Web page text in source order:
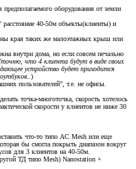
оборудования от земли
40-50м объекты(клиенты) и
края таких же малоэтажных крыш или
внутри дома, но если совсем печально
что 4 клиента будут в виде своих
устройство будет приходится
)
пользователей", т.е. не офисы.
точка-многоточка, скорость хотелось
скорости у клиентов не ниже 30
что-то типо AC Mesh или еще
бы смогла покрыть диапазон вокруг
для 3 клиентов на 40-50м.
ТД типо Mesh) Nanostation +